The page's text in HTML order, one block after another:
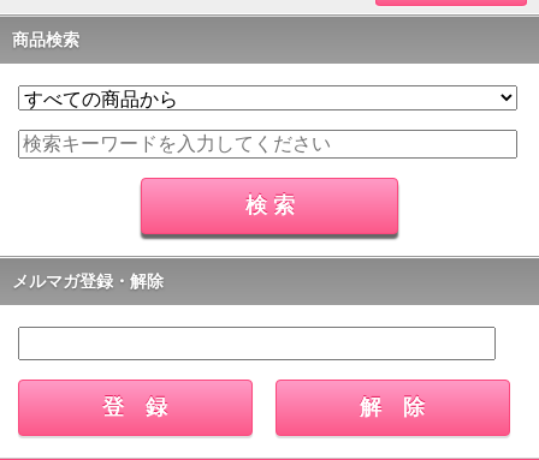
商品検索
メルマガ登録・解除